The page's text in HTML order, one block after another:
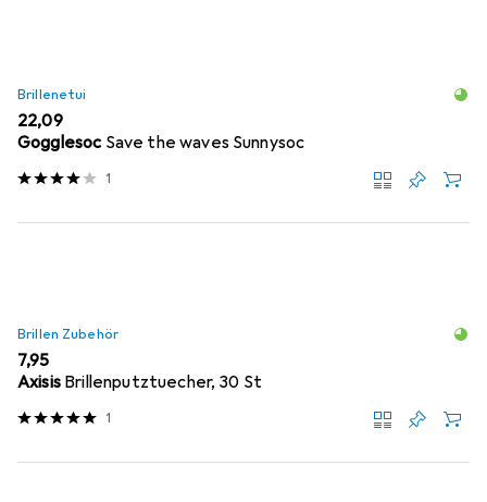
Brillenetui
EUR
22,09
Gogglesoc Save the waves Sunnysoc
1
Brillen Zubehör
EUR
7,95
Axisis Brillenputztuecher, 30 St
1